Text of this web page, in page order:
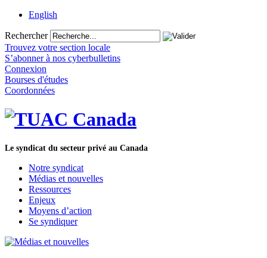
English
Rechercher
Trouvez votre section locale
S’abonner à nos cyberbulletins
Connexion
Bourses d'études
Coordonnées
Le syndicat du secteur privé au Canada
Notre syndicat
Médias et nouvelles
Ressources
Enjeux
Moyens d’action
Se syndiquer